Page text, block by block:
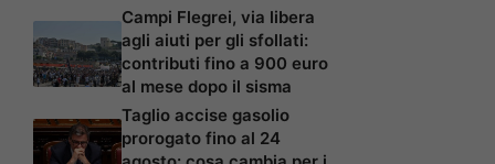
Campi Flegrei, via libera
agli aiuti per gli sfollati:
contributi fino a 900 euro
al mese dopo il sisma
Taglio accise gasolio
prorogato fino al 24